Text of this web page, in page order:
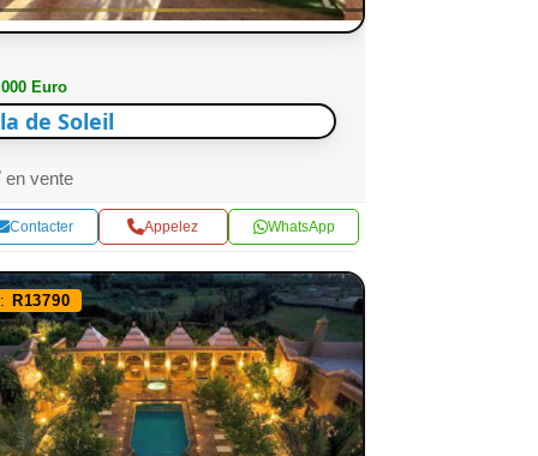
Euro
de Soleil
en vente
Contacter Appelez WhatsApp
R13790